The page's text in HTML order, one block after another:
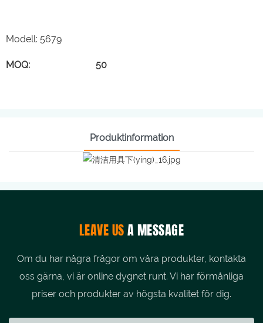
Modell: 5679
MOQ: 50
Produktinformation
LEAVE USA MESSAGE
Om du har några frågor om våra produkter, kontakta
oss gärna, vi är online dygnet runt. Vi har förmånliga
priser och produkter av högsta kvalitet för dig.